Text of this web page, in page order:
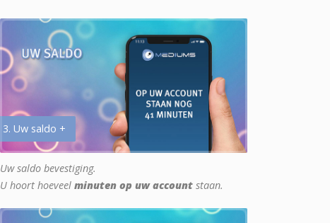
3. Uw saldo +
Uw saldo bevestiging.
U hoort hoeveel minuten op uw account staan.